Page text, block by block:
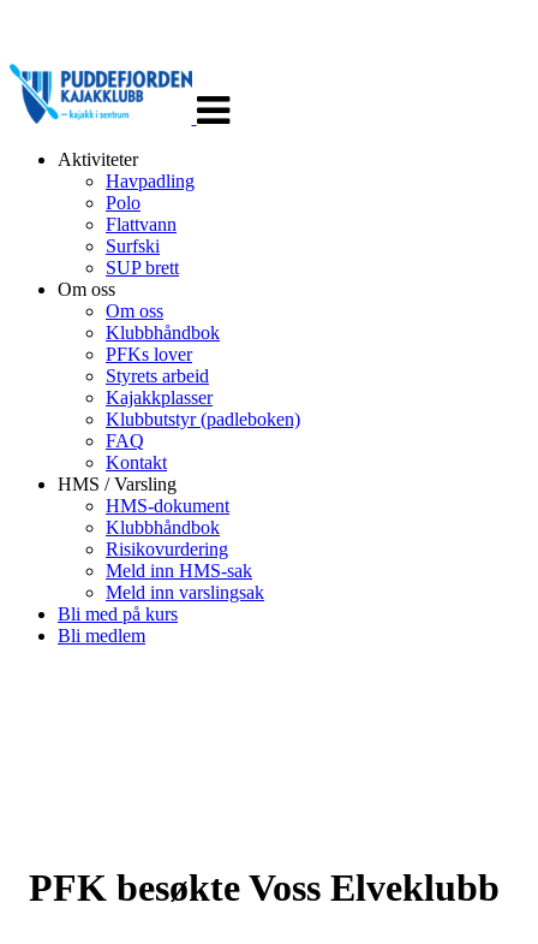
navigasjon
Aktiviteter
Havpadling
Polo
Flattvann
Surfski
SUP brett
Om oss
Om oss
Klubbhåndbok
PFKs lover
Styrets arbeid
Kajakkplasser
Klubbutstyr (padleboken)
FAQ
Kontakt
HMS / Varsling
HMS-dokument
Klubbhåndbok
Risikovurdering
Meld inn HMS-sak
Meld inn varslingsak
Bli med på kurs
Bli medlem
PFK besøkte Voss Elveklubb